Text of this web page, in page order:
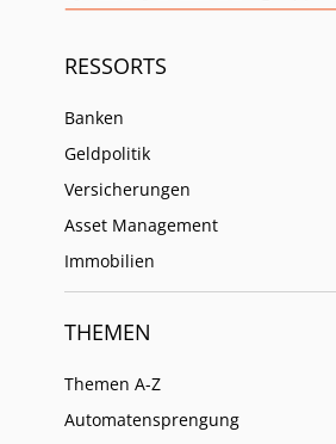
RESSORTS
Banken
Geldpolitik
Versicherungen
Asset Management
Immobilien
THEMEN
Themen A-Z
Automatensprengung